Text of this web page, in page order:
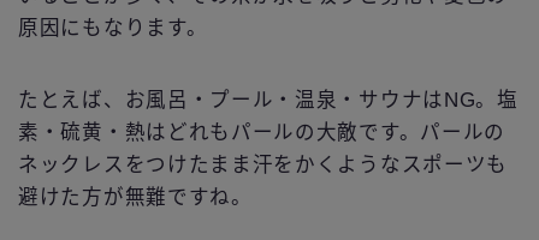
原因にもなります。
たとえば、お風呂・プール・温泉・サウナはNG。塩
素・硫黄・熱はどれもパールの大敵です。パールの
ネックレスをつけたまま汗をかくようなスポーツも
避けた方が無難ですね。